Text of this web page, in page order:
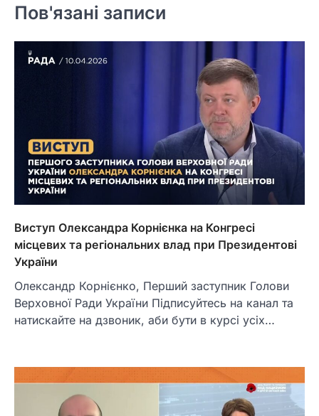
Пов'язані записи
Виступ Олександра Корнієнка на Конгресі
місцевих та регіональних влад при Президентові
України
Олександр Корнієнко, Перший заступник Голови
Верховної Ради України Підписуйтесь на канал та
натискайте на дзвоник, аби бути в курсі усіх…